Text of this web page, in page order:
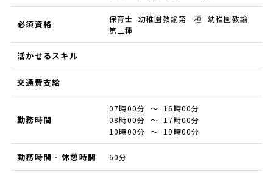
必須資格
保育士 幼稚園教諭第一種 幼稚園教諭
第二種
活かせるスキル
交通費支給
勤務時間
07時00分 ～ 16時00分
08時00分 ～ 17時00分
10時00分 ～ 19時00分
勤務時間 - 休憩時間 60分